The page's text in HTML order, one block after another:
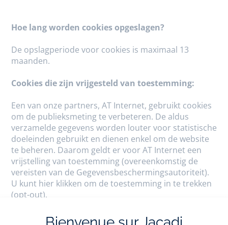
Hoe lang worden cookies opgeslagen?
De opslagperiode voor cookies is maximaal 13
maanden.
Cookies die zijn vrijgesteld van toestemming:
Een van onze partners, AT Internet, gebruikt cookies
om de publieksmeting te verbeteren. De aldus
verzamelde gegevens worden louter voor statistische
doeleinden gebruikt en dienen enkel om de website
te beheren. Daarom geldt er voor AT Internet een
vrijstelling van toestemming (overeenkomstig de
vereisten van de Gegevensbeschermingsautoriteit).
U kunt hier klikken om de toestemming in te trekken
(opt-out).
AB TASTY:Om u nog beter van dienst te kunnen zijn,